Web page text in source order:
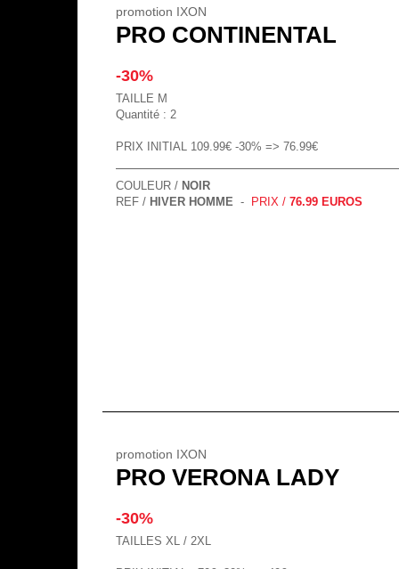
promotion IXON
PRO CONTINENTAL
-30%
TAILLE M
Quantité : 2
PRIX INITIAL 109.99€ -30% => 76.99€
COULEUR / NOIR
REF / HIVER HOMME - PRIX / 76.99 EUROS
promotion IXON
PRO VERONA LADY
-30%
TAILLES XL / 2XL